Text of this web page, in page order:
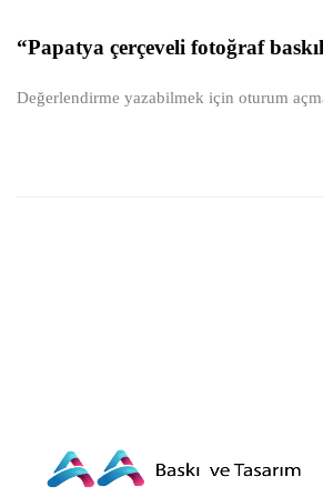
“Papatya çerçeveli fotoğraf
Değerlendirme yazabilmek için oturum